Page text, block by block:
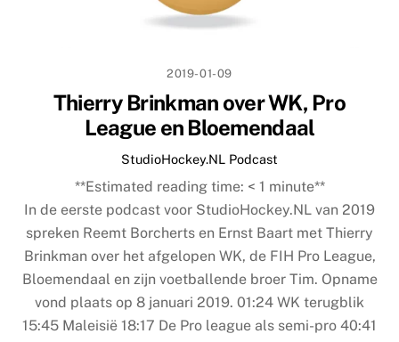
2019-01-09
Thierry Brinkman over WK, Pro
League en Bloemendaal
StudioHockey.NL Podcast
**Estimated reading time: < 1 minute**
In de eerste podcast voor StudioHockey.NL van 2019
spreken Reemt Borcherts en Ernst Baart met Thierry
Brinkman over het afgelopen WK, de FIH Pro League,
Bloemendaal en zijn voetballende broer Tim. Opname
vond plaats op 8 januari 2019. 01:24 WK terugblik
15:45 Maleisië 18:17 De Pro league als semi-pro 40:41